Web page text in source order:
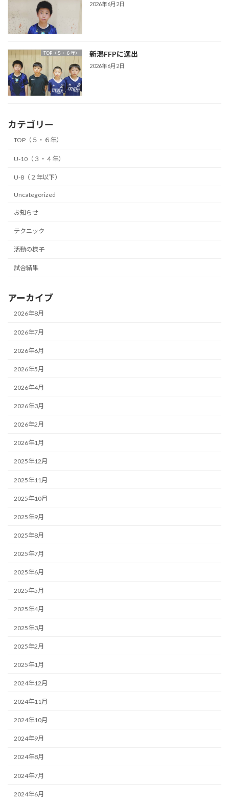
2026年6月2日
TOP（５・６年） 新潟FFPに選出
2026年6月2日
カテゴリー
TOP（５・６年）
U-10（３・４年）
U-8（２年以下）
Uncategorized
お知らせ
テクニック
活動の様子
試合結果
アーカイブ
2026年8月
2026年7月
2026年6月
2026年5月
2026年4月
2026年3月
2026年2月
2026年1月
2025年12月
2025年11月
2025年10月
2025年9月
2025年8月
2025年7月
2025年6月
2025年5月
2025年4月
2025年3月
2025年2月
2025年1月
2024年12月
2024年11月
2024年10月
2024年9月
2024年8月
2024年7月
2024年6月